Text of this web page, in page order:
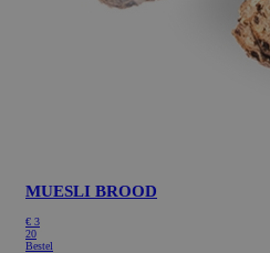
MUESLI BROOD
€ 3
20
Bestel